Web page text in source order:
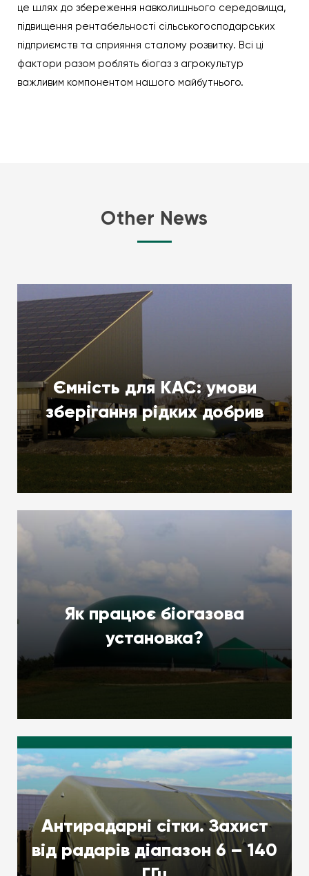
це шлях до збереження навколишнього середовища,
підвищення рентабельності сільськогосподарських
підприємств та сприяння сталому розвитку. Всі ці
фактори разом роблять біогаз з агрокультур
важливим компонентом нашого майбутнього.
Other News
Ємність для КАС: умови
зберігання рідких добрив
Як працює біогазова
установка?
Антирадарні сітки. Захист
від радарів діапазон 6 – 140